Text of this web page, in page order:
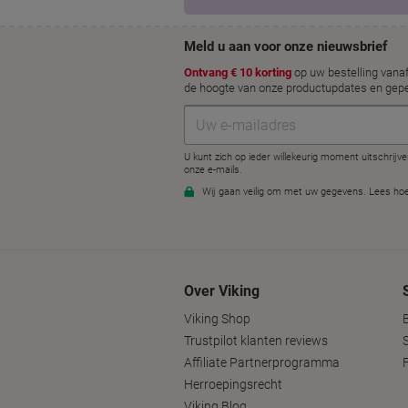
Over Viking
Viking Shop
Trustpilot klanten reviews
Affiliate Partnerprogramma
Herroepingsrecht